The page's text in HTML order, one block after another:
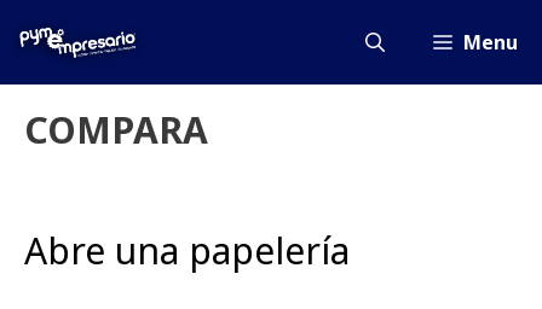
Menu
COMPARA
Abre una papelería